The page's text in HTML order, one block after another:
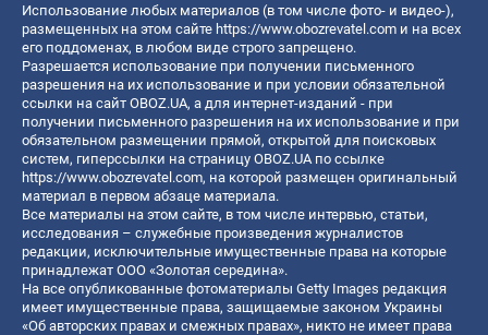
Использование любых материалов (в том числе фото- и видео-),
размещенных на этом сайте https://www.obozrevatel.com и на всех
его поддоменах, в любом виде строго запрещено.
Разрешается использование при получении письменного
разрешения на их использование и при условии обязательной
ссылки на сайт OBOZ.UA, а для интернет-изданий - при
получении письменного разрешения на их использование и при
обязательном размещении прямой, открытой для поисковых
систем, гиперссылки на страницу OBOZ.UA по ссылке
https://www.obozrevatel.com, на которой размещен оригинальный
материал в первом абзаце материала.
Все материалы на этом сайте, в том числе интервью, статьи,
исследования – служебные произведения журналистов
редакции, исключительные имущественные права на которые
принадлежат ООО «Золотая середина».
На все опубликованные фотоматериалы Getty Images редакция
имеет имущественные права, защищаемые законом Украины
«Об авторских правах и смежных правах», никто не имеет права